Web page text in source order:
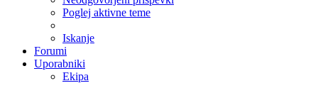
Poglej aktivne teme
Iskanje
Forumi
Uporabniki
Ekipa